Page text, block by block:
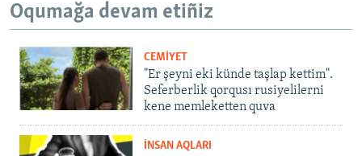
Oqumağa devam etiñiz
CEMİYET
"Er şeyni eki künde taşlap kettim".
Seferberlik qorqusı rusiyelilerni
kene memleketten quva
İNSAN AQLARI